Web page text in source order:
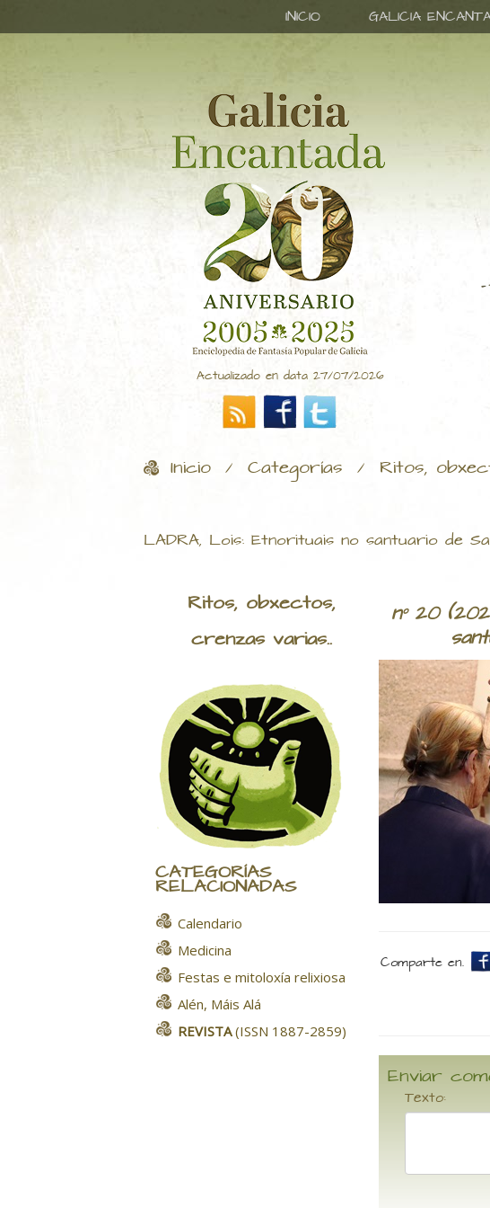
INICIO GALICIA
Actualizado en data 27/07/2026
Inicio / Categorías / Ritos,
LADRA, Lois: Etnorituais no santuario de
Ritos, obxectos,
crenzas varias..
CATEGORÍAS
RELACIONADAS
Calendario
Medicina
Festas e mitoloxía relixiosa
Alén, Máis Alá
REVISTA(ISSN 1887-2859)
nº 20
Comparte en.
Enviar
Texto: